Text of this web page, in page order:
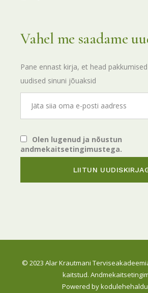
Vahel me saadame
Pane ennast kirja, et head
uudised sinuni jõuaksid
Olen lugenud ja nõustun
andmekaitsetingimustega.
© 2023 Alar Krautmani
kaitstud.
Powered by